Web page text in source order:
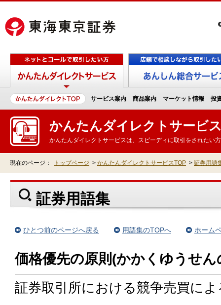
サービス案内 商品案内 マーケット情報 投
かんたんダイレクトサービ
かんたんダイレクトサービスは、スピーディに取引をされたい
現在のページ： トップページ > かんたんダイレクトサービスTOP > 証券用語
証券用語集
ひとつ前のページへ戻る 用語集のTOPへ ホーム
価格優先の原則(かかくゆうせ
証券取引所における競争売買に